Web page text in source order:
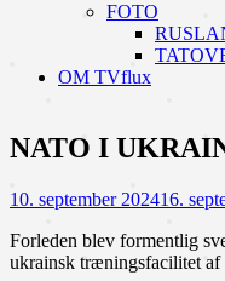
FOTO
OM TVflux
NATO I
10. september 202416.
Forleden blev formentlig
ukrainsk træningsfacilitet af